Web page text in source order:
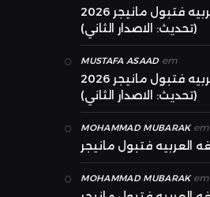
الان حصريا: برنامج اللغه العربيه فتبول مانيجر 2026
(تحديث: الاصدار الثاني)
MUSTAFA ASAADem
الان حصريا: برنامج اللغه العربيه فتبول مانيجر 2026
(تحديث: الاصدار الثاني)
MOHAMMAD MUBARAKem
MOHAMMAD MUBARAKem